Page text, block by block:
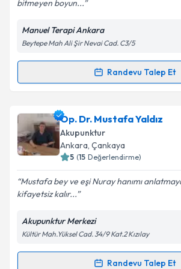
Kişisel verilerimin işlenmesine
Metni'ni okudum ve kişisel
kapsamda işlenmesini kabul
bitmeyen boyun...
Manuel Terapi Ankara
Beytepe Mah Ali Şir Nevai Cad. C3/5
Randevu Talep Et
Randevu Takvimi Talebi
Fzt. Kaan Akıniçin randevu takvimi
Size bu uzmandan randevu almanız
hazırlandığında e-posta ile
Kişisel verilerimin işlenmesine
Metni'ni okudum ve kişisel
kapsamda işlenmesini kabul
Op. Dr. Mustafa Yaldız
Akupunktur
Ankara, Çankaya
5 (15 Değerlendirme)
Mustafa bey ve eşi Nuray hanımı
kifayetsiz kalır...
Akupunktur Merkezi
Kültür Mah.Yüksel Cad. 34/9 Kat.2 Kızılay
Randevu Talep Et